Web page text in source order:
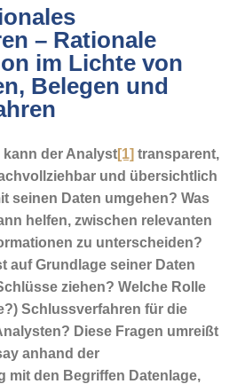
– Rationale
im Lichte von
Belegen und
kann der Analyst[1] transparent,
und übersichtlich
seinen Daten umgehen? Was
helfen, zwischen relevanten
zu unterscheiden?
auf Grundlage seiner Daten
ziehen? Welche Rolle
Schlussverfahren für die
Diese Fragen umreißt
anhand der
mit den Begriffen Datenlage,